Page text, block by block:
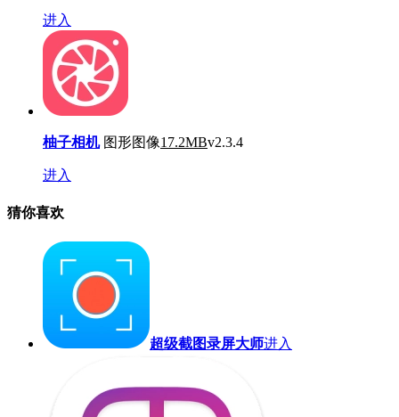
进入
柚子相机 图形图像17.2MBv2.3.4
进入
猜你喜欢
超级截图录屏大师进入